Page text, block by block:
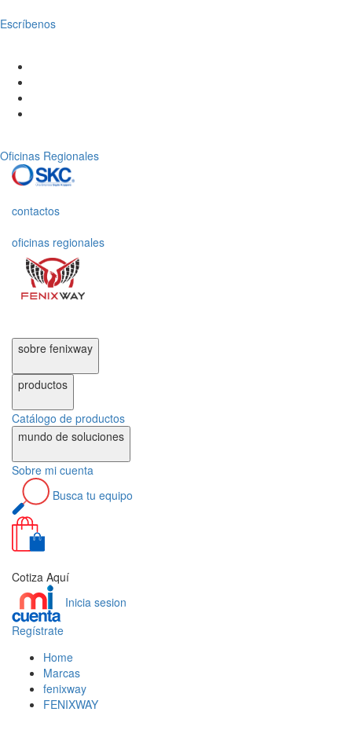
Escríbenos
Oficinas Regionales
contactos
oficinas regionales
sobre fenixway
productos
Catálogo de productos
mundo de soluciones
Sobre mi cuenta
Busca tu equipo
Cotiza Aquí
Inicia sesion
Regístrate
Home
Marcas
fenixway
FENIXWAY